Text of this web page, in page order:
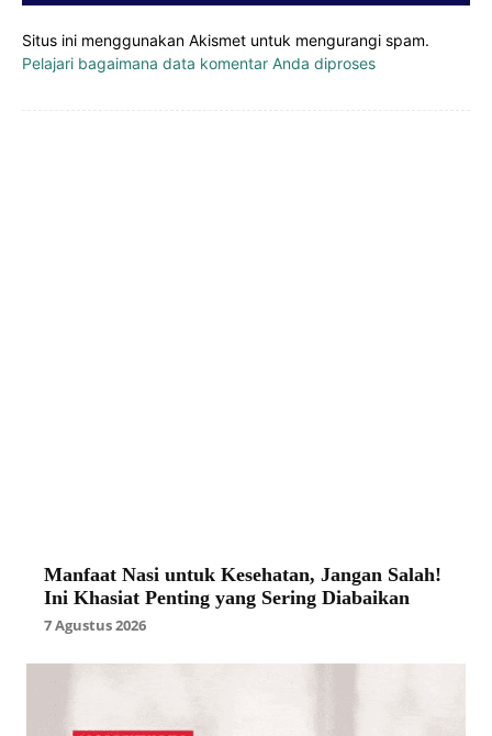
Situs ini menggunakan Akismet untuk mengurangi spam.
Pelajari bagaimana data komentar Anda diproses
Manfaat Nasi untuk Kesehatan, Jangan Salah!
Ini Khasiat Penting yang Sering Diabaikan
7 Agustus 2026